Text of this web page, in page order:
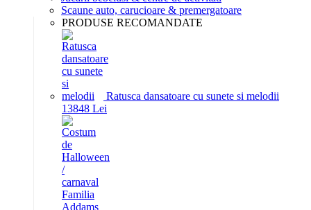
Scaune auto, carucioare & premergatoare
PRODUSE RECOMANDATE
Ratusca dansatoare cu sunete si melodii
13848 Lei